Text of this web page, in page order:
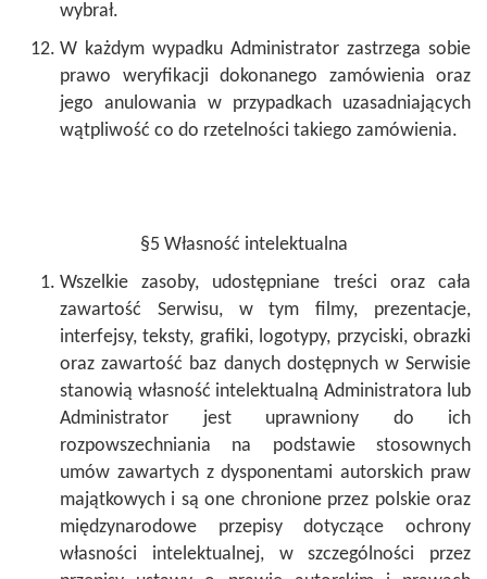
wybrał.
W każdym wypadku Administrator zastrzega sobie
prawo weryfikacji dokonanego zamówienia oraz
jego anulowania w przypadkach uzasadniających
wątpliwość co do rzetelności takiego zamówienia.
§5 Własność intelektualna
Wszelkie zasoby, udostępniane treści oraz cała
zawartość Serwisu, w tym filmy, prezentacje,
interfejsy, teksty, grafiki, logotypy, przyciski, obrazki
oraz zawartość baz danych dostępnych w Serwisie
stanowią własność intelektualną Administratora lub
Administrator jest uprawniony do ich
rozpowszechniania na podstawie stosownych
umów zawartych z dysponentami autorskich praw
majątkowych i są one chronione przez polskie oraz
międzynarodowe przepisy dotyczące ochrony
własności intelektualnej, w szczególności przez